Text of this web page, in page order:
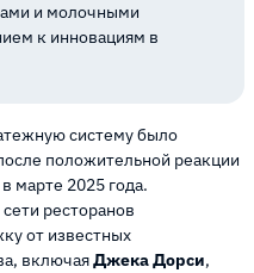
и молочными
к инновациям в
систему было
положительной реакции
марте 2025 года.
ресторанов
от известных
включаяДжека Дорси,